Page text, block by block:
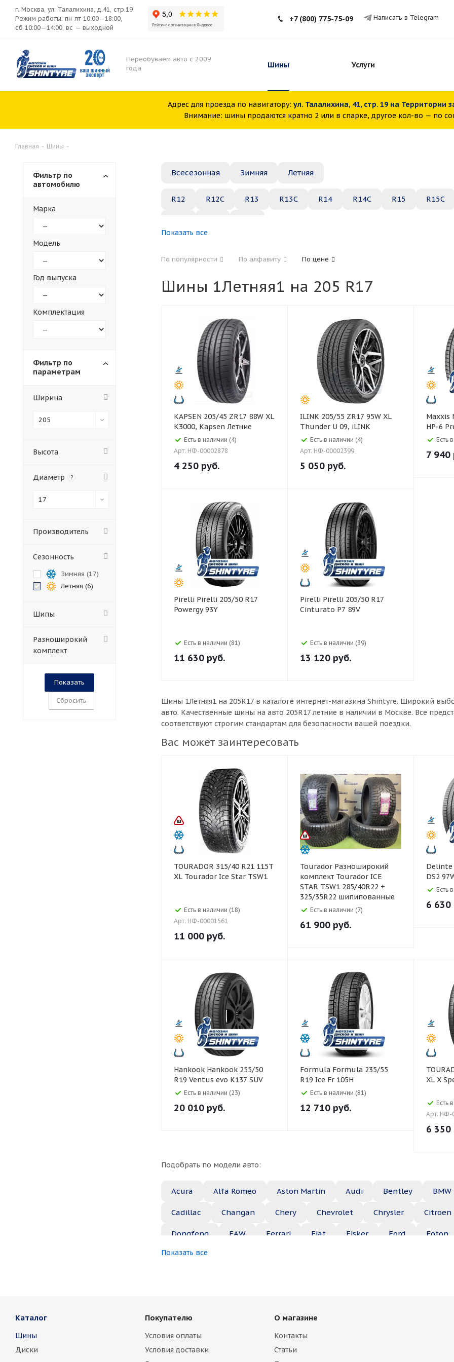
г. Москва, ул. Талалихина, д.41, стр.19
Режим работы: пн-пт 10:00—18:00,
сб 10:00—14:00, вс — выходной
+7 (800) 775-75-09 Написать в Telegram
Переобуваем авто с 2009
года
Шины Услуги
Адрес для проезда по навигатору: ул. Талалихина, 41, стр. 19 на Территории
Внимание: шины продаются кратно 2 или в спарке, другое кол-во — по
Главная - Шины -
Всесезонная Зимняя Летняя
R12 R12C R13 R13C R14 R14C R15 R15C
30 35 40 45 45 50 55
Показать все
По популярности По алфавиту По цене
Шины 1Летняя1 на 205 R17
KAPSEN 205/45 ZR17 88W XL
K3000, Kapsen Летние
Есть в наличии (4)
Арт: НФ-00002878
4 250 руб.
ILINK 205/55 ZR17 95W XL
Thunder U 09, iLINK
Есть в наличии (4)
Арт: НФ-00002399
5 050 руб.
Maxxis Maxxis 205/50 R17
HP-6
Есть
7 940
Pirelli Pirelli 205/50 R17
Powergy 93Y
Есть в наличии (81)
11 630 руб.
Pirelli Pirelli 205/50 R17
Cinturato P7 89V
Есть в наличии (39)
13 120 руб.
Шины 1Летняя1 на 205R17 в каталоге интернет-магазина Shintyre. Широкий
авто. Качественные шины на авто 205R17 летние в наличии в Москве. Все
соответствуют строгим стандартам для безопасности вашей поездки.
Вас может заинтересовать
TOURADOR 315/40 R21 115T
XL Tourador Ice Star TSW1
Есть в наличии (18)
Арт: НФ-00001561
11 000 руб.
Tourador Разноширокий
комплект Tourador ICE
STAR TSW1 285/40R22 +
325/35R22 шипипованные
Есть в наличии (7)
61 900 руб.
Delinte Delinte 245/40 R18
DS2
Есть
6 630
Hankook Hankook 255/50
R19 Ventus evo K137 SUV
107W
Есть в наличии (23)
20 010 руб.
Formula Formula 235/55
R19 Ice Fr 105H
Есть в наличии (81)
12 710 руб.
TOURADOR 255/35
XL X
Есть
Арт: НФ-
6 350
Подобрать по модели авто:
Acura Alfa Romeo Aston Martin Audi Bentley BMW
Cadillac Changan Chery Chevrolet Chrysler Citroen
Dongfeng FAW Ferrari Fiat Fisker Ford Foton
Great Wall
Nissan Opel Peugeot
Rover Saturn Scion
Показать все
Фильтр по
автомобилю
Марка
Модель
Год выпуска
Комплектация
Фильтр по
параметрам
Ширина
205
Высота
Диаметр ?
17
Производитель
Сезонность
Зимняя (17)
Летняя (6)
Шипы
Разноширокий
комплект
Сбросить
Каталог
Шины
Диски
Покупателю
Условия оплаты
Условия доставки
О магазине
Контакты
Статьи